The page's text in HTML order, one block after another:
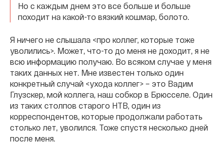
Но с каждым днем это все больше и больше
походит на какой-то вязкий кошмар, болото.
Я ничего не слышала <про коллег, которые тоже
уволились>. Может, что-то до меня не доходит, я не
всю информацию получаю. Во всяком случае у меня
таких данных нет. Мне известен только один
конкретный случай <ухода коллег> – это Вадим
Глузскер, мой коллега, наш собкор в Брюсселе. Один
из таких столпов старого НТВ, один из
корреспондентов, которые продолжали работать
столько лет, уволился. Тоже спустя несколько дней
после меня.